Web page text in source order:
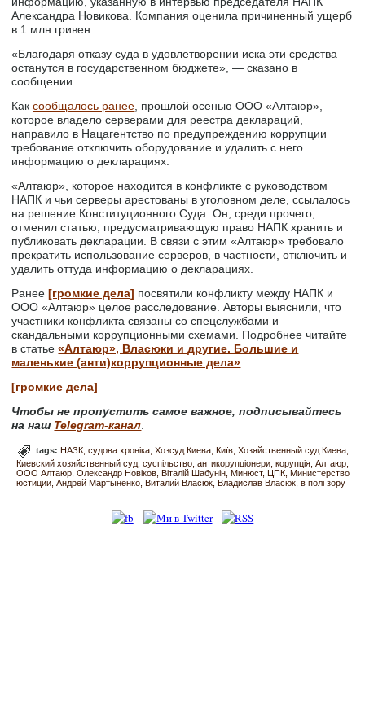
Александра Новикова. Компания оценила причиненный ущерб
в 1 млн гривен.
«Благодаря отказу суда в удовлетворении иска эти средства
останутся в государственном бюджете», — сказано в
сообщении.
Каксообщалось ранее , прошлой осенью ООО «Алтаюр»,
которое владело серверами для реестра деклараций,
направило в Нацагентство по предупреждению коррупции
требование отключить оборудование и удалить с него
информацию о декларациях.
«Алтаюр», которое находится в конфликте с руководством
НАПК и чьи серверы арестованы в уголовном деле, ссылалось
на решение Конституционного Суда. Он, среди прочего,
отменил статью, предусматривающую право НАПК хранить и
публиковать декларации. В связи с этим «Алтаюр» требовало
прекратить использование серверов, в частности, отключить и
удалить оттуда информацию о декларациях.
Ранее[громкие дела] посвятили конфликту между НАПК и
ООО «Алтаюр» целое расследование. Авторы выяснили, что
участники конфликта связаны со спецслужбами и
скандальными коррупционными схемами. Подробнее читайте
в статье«Алтаюр», Власюки и другие. Большие и
маленькие (анти)коррупционные дела»
[громкие дела]
Чтобы не пропустить самое важное, подписывайтесь
на наш Telegram-канал
tags:НАЗК судова хроніка Хозсуд Киева Київ Хозяйственный суд Киева
Киевский хозяйственный суд суспільство антикорупціонери корупція Алтаюр
ООО Алтаюр Олександр Новіков Віталій Шабунін Минюст ЦПК Министерство
юстиции Андрей Мартыненко Виталий Власюк Владислав Власюк в полі зору